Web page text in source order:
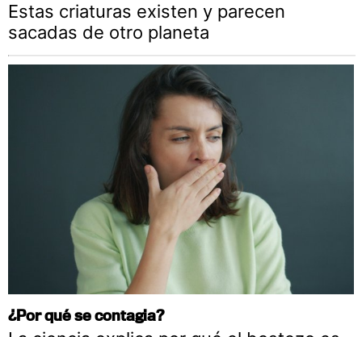
Estas criaturas existen y parecen
sacadas de otro planeta
¿Por qué se contagia?